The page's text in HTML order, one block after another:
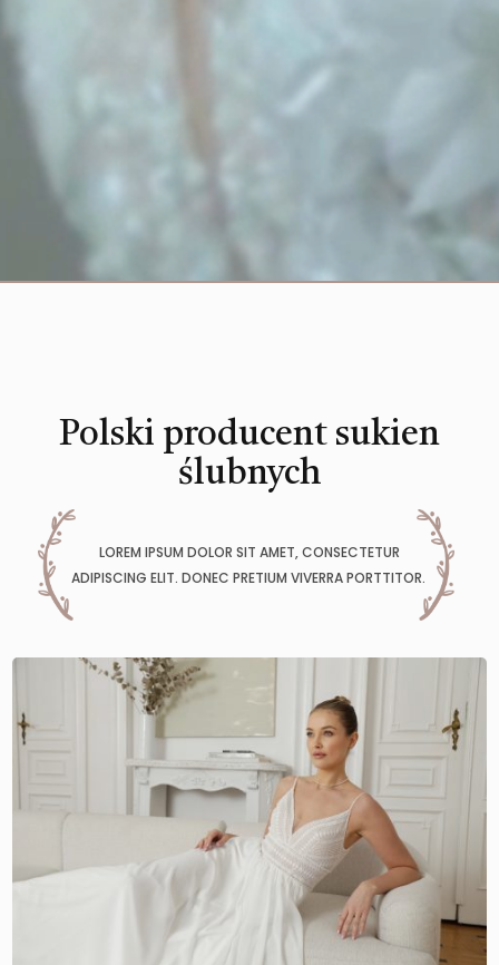
Polski producent sukien
ślubnych
LOREM IPSUM DOLOR SIT AMET, CONSECTETUR
ADIPISCING ELIT. DONEC PRETIUM VIVERRA PORTTITOR.